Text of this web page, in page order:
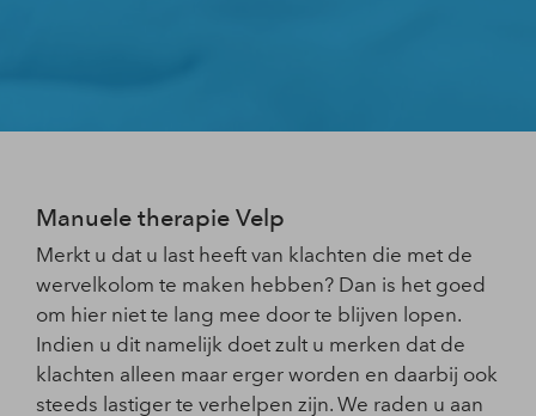
Manuele therapie Velp
Merkt u dat u last heeft van klachten die met de
wervelkolom te maken hebben? Dan is het goed
om hier niet te lang mee door te blijven lopen.
Indien u dit namelijk doet zult u merken dat de
klachten alleen maar erger worden en daarbij ook
steeds lastiger te verhelpen zijn. We raden u aan